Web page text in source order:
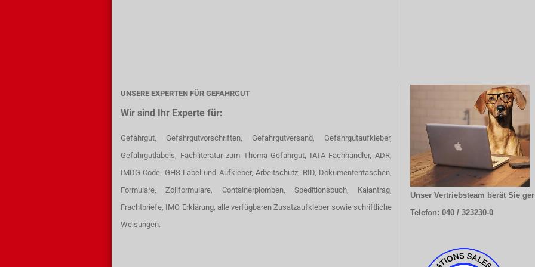
UNSERE EXPERTEN FÜR GEFAHRGUT
Wir sind Ihr Experte für:
Gefahrgut, Gefahrgutvorschriften, Gefahrgutversand, Gefahrgutaufkleber,
Gefahrgutlabels, Fachliteratur zum Thema Gefahrgut, IATA Fachhändler, ADR,
IMDG Code, GHS-Label und Aufkleber, Arbeitschutz, RID, Dokumententaschen,
Formulare, Zollformulare, Containerplomben, Speditionsbuch, Kaiantrag,
Frachtbriefe, IMO Erklärung, alle verfügbaren Zusatzaufkleber sowie schriftliche
Weisungen.
Unser Vertriebsteam berät Sie
Telefon: 040 / 323230-0